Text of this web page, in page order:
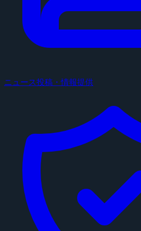
ニュース投稿・情報提供